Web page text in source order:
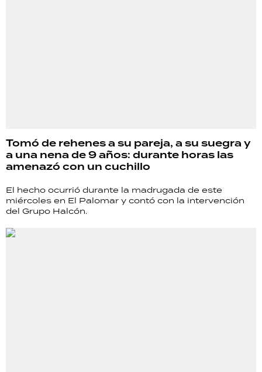
Tomó de rehenes a su pareja, a su suegra y
a una nena de 9 años: durante horas las
amenazó con un cuchillo
El hecho ocurrió durante la madrugada de este
miércoles en El Palomar y contó con la intervención
del Grupo Halcón.